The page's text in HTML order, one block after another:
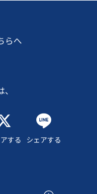
らへ
する シェアする